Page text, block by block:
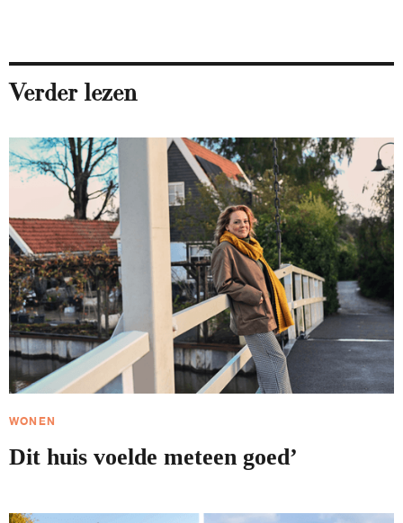
Verder lezen
WONEN
Dit huis voelde meteen goed’